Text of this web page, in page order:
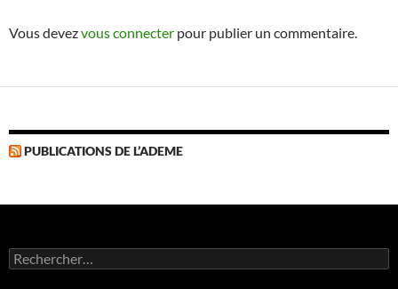
Vous devezvous connecter pour publier un commentaire.
PUBLICATIONS DE L’ADEME
Rechercher :